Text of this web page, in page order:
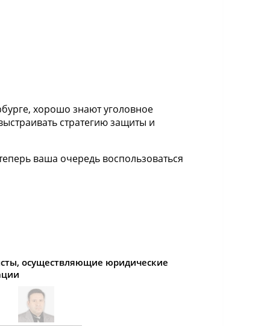
хорошо знают уголовное
стратегию защиты и
ваша очередь воспользоваться
осуществляющие юридические